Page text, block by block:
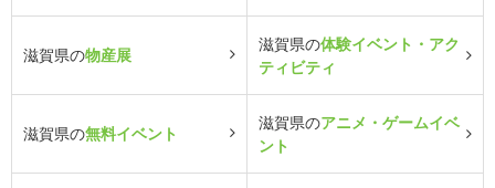
滋賀県の物産展
滋賀県の体験イベント・アク
ティビティ
滋賀県の無料イベント
滋賀県のアニメ・ゲームイベ
ント